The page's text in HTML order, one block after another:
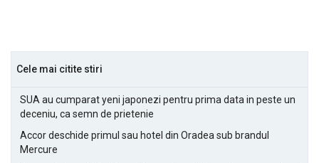
Cele mai citite stiri
SUA au cumparat yeni japonezi pentru prima data in peste un
deceniu, ca semn de prietenie
Accor deschide primul sau hotel din Oradea sub brandul
Mercure